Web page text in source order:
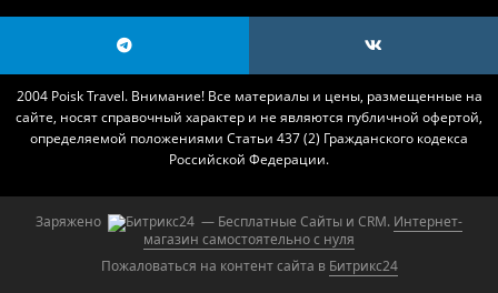
2004 Poisk Travel. Внимание! Все материалы и цены, размещенные на
сайте, носят справочный характер и не являются публичной офертой,
определяемой положениями Статьи 437 (2) Гражданского кодекса
Российской Федерации.
Заряжено — Бесплатные Сайты и CRM. Интернет-
магазин самостоятельно с нуля
Пожаловаться на контент cайта в Битрикс24